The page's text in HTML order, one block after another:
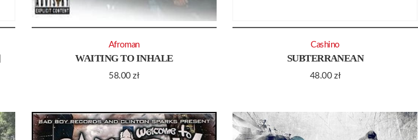
WAITING TO INHALE
58.00zł
Afroman
SUBTERRANEAN
48.00zł
Cashino